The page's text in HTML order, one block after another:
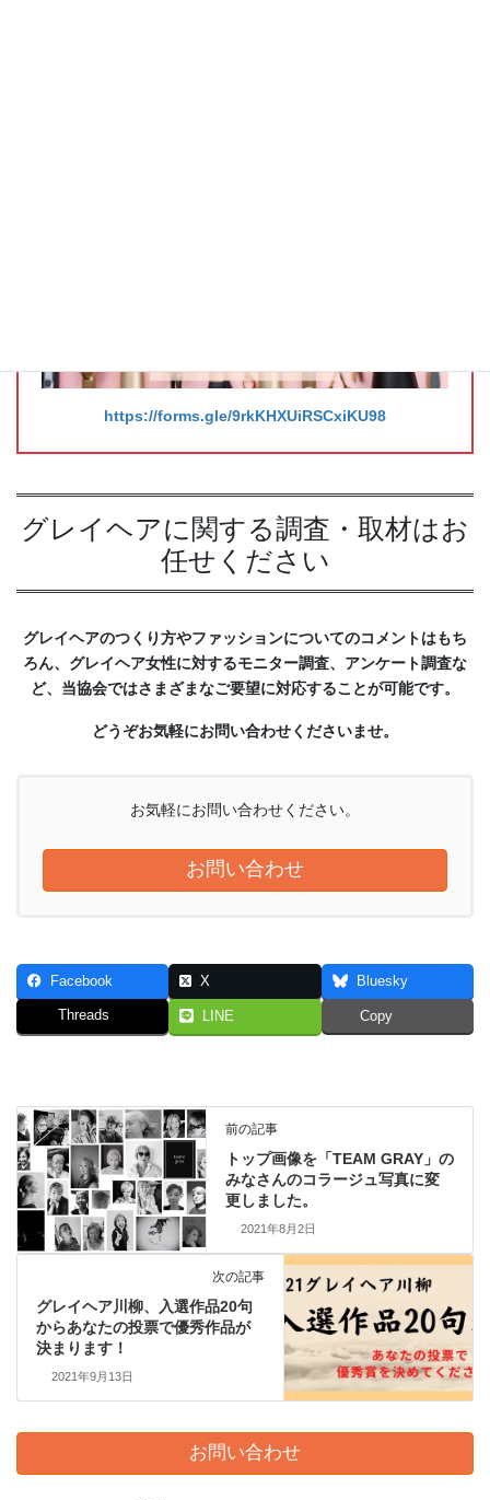
https://forms.gle/9rkKHXUiRSCxiKU98
グレイヘアに関する調査・取材はお
任せください
グレイヘアのつくり方やファッションについてのコメントはもち
ろん、グレイヘア女性に対するモニター調査、アンケート調査な
ど、当協会ではさまざまなご要望に対応することが可能です。
どうぞお気軽にお問い合わせくださいませ。
お気軽にお問い合わせください。
お問い合わせ
Facebook X Bluesky
Threads LINE Copy
前の記事
トップ画像を「TEAM GRAY」の
みなさんのコラージュ写真に変
更しました。
2021年8月2日
次の記事
グレイヘア川柳、入選作品20句
からあなたの投票で優秀作品が
決まります！
2021年9月13日
お問い合わせ